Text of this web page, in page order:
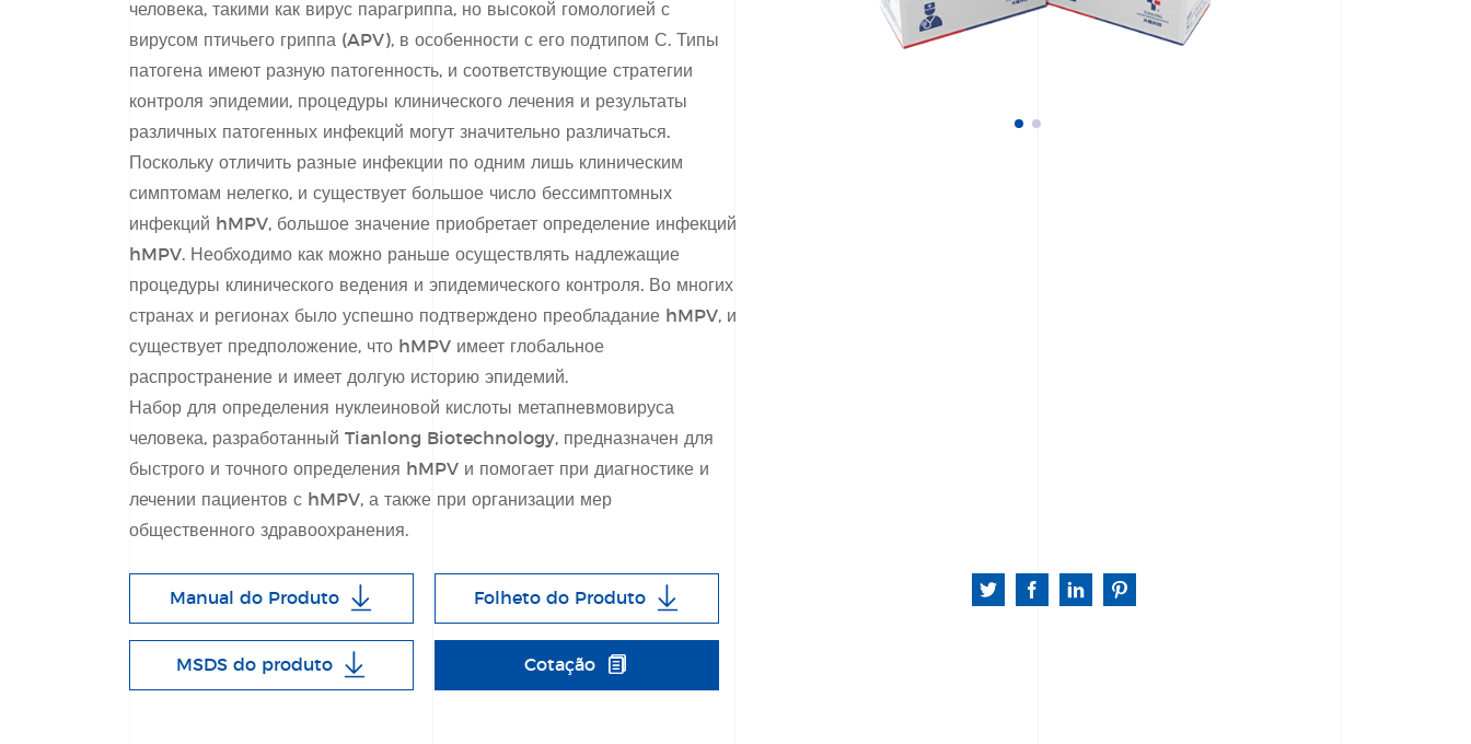
человека, такими как вирус парагриппа, но высокой гомологией с
вирусом птичьего гриппа (APV), в особенности с его подтипом С. Типы
патогена имеют разную патогенность, и соответствующие стратегии
контроля эпидемии, процедуры клинического лечения и результаты
различных патогенных инфекций могут значительно различаться.
Поскольку отличить разные инфекции по одним лишь клиническим
симптомам нелегко, и существует большое число бессимптомных
инфекций hMPV, большое значение приобретает определение инфекций
hMPV. Необходимо как можно раньше осуществлять надлежащие
процедуры клинического ведения и эпидемического контроля. Во многих
странах и регионах было успешно подтверждено преобладание hMPV, и
существует предположение, что hMPV имеет глобальное
распространение и имеет долгую историю эпидемий.
Набор для определения нуклеиновой кислоты метапневмовируса
человека, разработанный Tianlong Biotechnology, предназначен для
быстрого и точного определения hMPV и помогает при диагностике и
лечении пациентов с hMPV, а также при организации мер
общественного здравоохранения.
Manual do Produto Folheto do Produto
MSDS do produto Cotação